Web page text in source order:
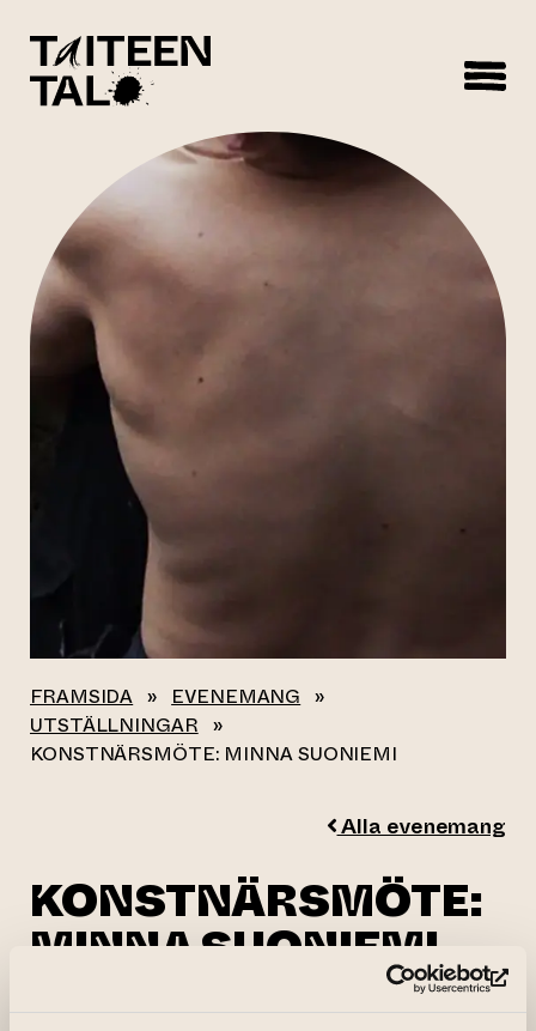
FRAMSIDA » EVENEMANG »
UTSTÄLLNINGAR »
KONSTNÄRSMÖTE: MINNA SUONIEMI
Alla evenemang
KONSTNÄRSMÖTE:
MINNA SUONIEMI
22.03.2026 kl. 15.00—16.00